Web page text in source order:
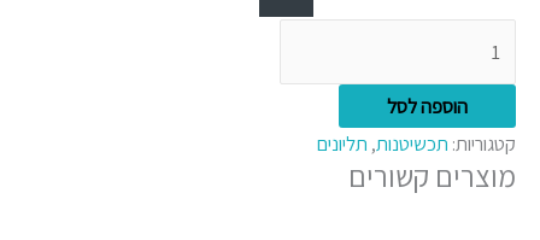
עגולה
משובצת
זרקונים
הוספה לסל
קטגוריות: תכשיטנות, תליונים
מוצרים קשורים